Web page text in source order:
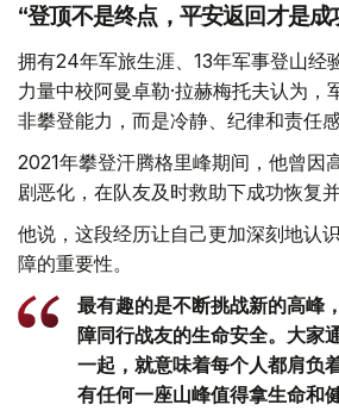
“登顶不是终点，平安返回才是成
拥有24年军旅生涯、13年军事登山经
力量中校阿曼卓勒·拉赫梅托夫认为，
非攀登能力，而是冷静、纪律和责任感
2021年攀登汗腾格里峰期间，他曾因
剧恶化，在队友及时救助下成功恢复
他说，这段经历让自己更加深刻地认
障的重要性。
最有趣的是不断挑战新的高峰
障同行战友的生命安全。大家
一起，就意味着每个人都肩负
有任何一座山峰值得拿生命和